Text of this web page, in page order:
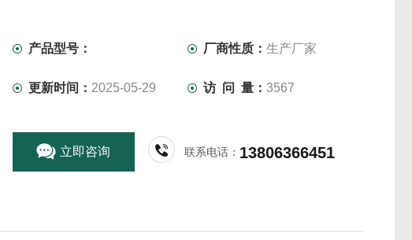
产品型号： 厂商性质：生产厂家
更新时间： 2025-05-29 访 问 量：3567
立即咨询 联系电话： 13806366451